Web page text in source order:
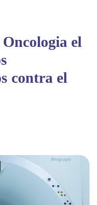
el
contra el